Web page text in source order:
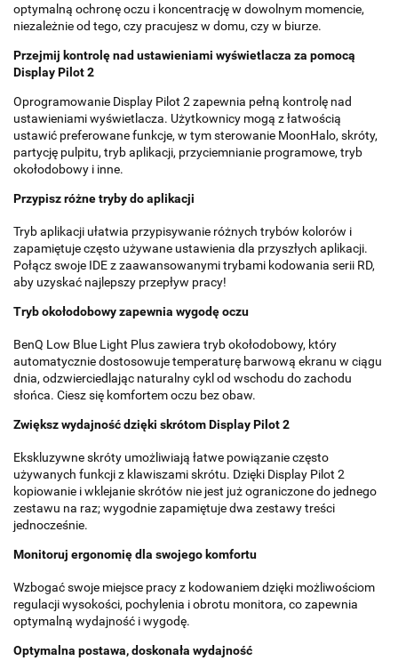
optymalną ochronę oczu i koncentrację w dowolnym momencie,
niezależnie od tego, czy pracujesz w domu, czy w biurze.
Przejmij kontrolę nad ustawieniami wyświetlacza za pomocą
Display Pilot 2
Oprogramowanie Display Pilot 2 zapewnia pełną kontrolę nad
ustawieniami wyświetlacza. Użytkownicy mogą z łatwością
ustawić preferowane funkcje, w tym sterowanie MoonHalo, skróty,
partycję pulpitu, tryb aplikacji, przyciemnianie programowe, tryb
okołodobowy i inne.
Przypisz różne tryby do aplikacji
Tryb aplikacji ułatwia przypisywanie różnych trybów kolorów i
zapamiętuje często używane ustawienia dla przyszłych aplikacji.
Połącz swoje IDE z zaawansowanymi trybami kodowania serii RD,
aby uzyskać najlepszy przepływ pracy!
Tryb okołodobowy zapewnia wygodę oczu
BenQ Low Blue Light Plus zawiera tryb okołodobowy, który
automatycznie dostosowuje temperaturę barwową ekranu w ciągu
dnia, odzwierciedlając naturalny cykl od wschodu do zachodu
słońca. Ciesz się komfortem oczu bez obaw.
Zwiększ wydajność dzięki skrótom Display Pilot 2
Ekskluzywne skróty umożliwiają łatwe powiązanie często
używanych funkcji z klawiszami skrótu. Dzięki Display Pilot 2
kopiowanie i wklejanie skrótów nie jest już ograniczone do jednego
zestawu na raz; wygodnie zapamiętuje dwa zestawy treści
jednocześnie.
Monitoruj ergonomię dla swojego komfortu
Wzbogać swoje miejsce pracy z kodowaniem dzięki możliwościom
regulacji wysokości, pochylenia i obrotu monitora, co zapewnia
optymalną wydajność i wygodę.
Optymalna postawa, doskonała wydajność